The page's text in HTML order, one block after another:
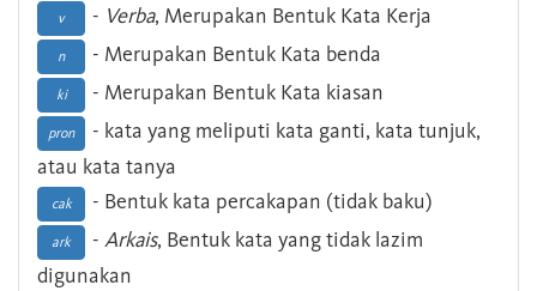
v - Verba, Merupakan Bentuk Kata Kerja
n - Merupakan Bentuk Kata benda
ki - Merupakan Bentuk Kata kiasan
pron
- kata yang meliputi kata ganti, kata tunjuk,
atau kata tanya
cak - Bentuk kata percakapan (tidak baku)
ark - Arkais, Bentuk kata yang tidak lazim
digunakan